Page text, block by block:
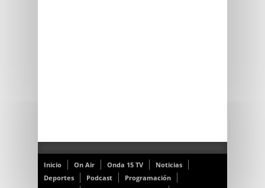
Inicio On Air Onda 15 TV
Noticias
Deportes
Podcast
Programación